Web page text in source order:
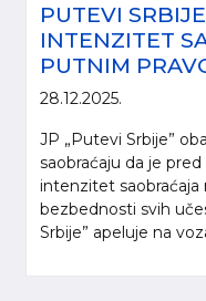
PUTEVI
INTENZITET
PUTNIM
28.12.2025.
JP „Putevi Srbije”
saobraćaju da je
intenzitet saobraćaja
bezbednosti svih
Srbije” apeluje na